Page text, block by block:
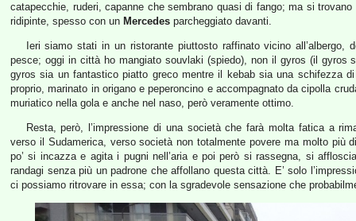
catapecchie, ruderi, capanne che sembrano quasi di fango; ma si
ridipinte, spesso con un Mercedes parcheggiato davanti.
Ieri siamo stati in un ristorante piuttosto raffinato vicino
pesce; oggi in città ho mangiato souvlaki (spiedo), non il gyros (il
gyros sia un fantastico piatto greco mentre il kebab sia una schifezza
proprio, marinato in origano e peperoncino e accompagnato da cipolla
muriatico nella gola e anche nel naso, però veramente ottimo.
Resta, però, l’impressione di una società che farà molta fatica a
verso il Sudamerica, verso società non totalmente povere ma molto più
po’ si incazza e agita i pugni nell’aria e poi però si rassegna, si
randagi senza più un padrone che affollano questa città. E’ solo
ci possiamo ritrovare in essa; con la sgradevole sensazione che